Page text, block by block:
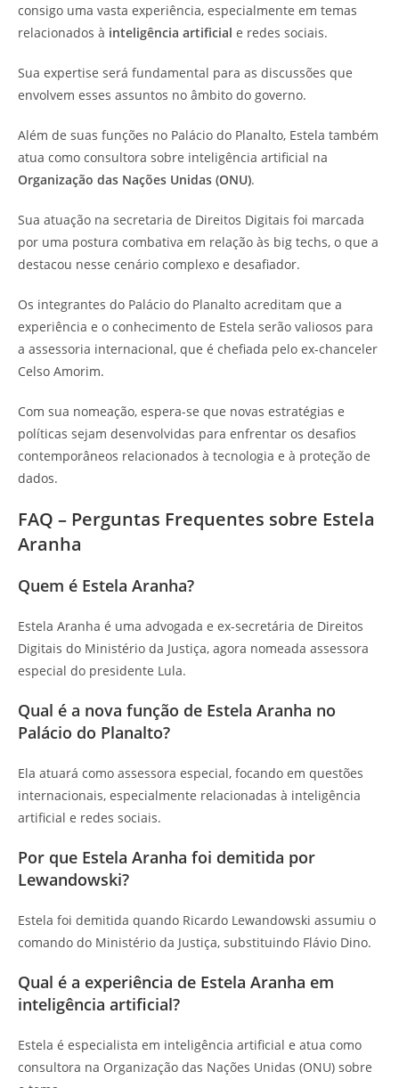
consigo uma vasta experiência, especialmente em temas
relacionados à inteligência artificial e redes sociais.
Sua expertise será fundamental para as discussões que
envolvem esses assuntos no âmbito do governo.
Além de suas funções no Palácio do Planalto, Estela também
atua como consultora sobre inteligência artificial na
Organização das Nações Unidas (ONU).
Sua atuação na secretaria de Direitos Digitais foi marcada
por uma postura combativa em relação às big techs, o que a
destacou nesse cenário complexo e desafiador.
Os integrantes do Palácio do Planalto acreditam que a
experiência e o conhecimento de Estela serão valiosos para
a assessoria internacional, que é chefiada pelo ex-chanceler
Celso Amorim.
Com sua nomeação, espera-se que novas estratégias e
políticas sejam desenvolvidas para enfrentar os desafios
contemporâneos relacionados à tecnologia e à proteção de
dados.
FAQ – Perguntas Frequentes sobre Estela
Aranha
Quem é Estela Aranha?
Estela Aranha é uma advogada e ex-secretária de Direitos
Digitais do Ministério da Justiça, agora nomeada assessora
especial do presidente Lula.
Qual é a nova função de Estela Aranha no
Palácio do Planalto?
Ela atuará como assessora especial, focando em questões
internacionais, especialmente relacionadas à inteligência
artificial e redes sociais.
Por que Estela Aranha foi demitida por
Lewandowski?
Estela foi demitida quando Ricardo Lewandowski assumiu o
comando do Ministério da Justiça, substituindo Flávio Dino.
Qual é a experiência de Estela Aranha em
inteligência artificial?
Estela é especialista em inteligência artificial e atua como
consultora na Organização das Nações Unidas (ONU) sobre